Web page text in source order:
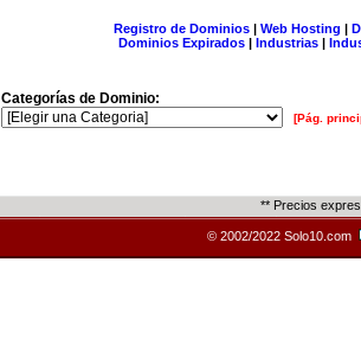
Registro de Dominios| Web Hosting |
Dominios Expirados | Industrias |
Categorías de Dominio:
[Pág.
** Precios
© 2002/2022 Solo10.com